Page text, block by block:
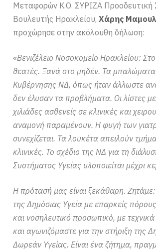
Μεταφορών Κ.Ο. ΣΥΡΙΖΑ Προοδευτική
Βουλευτής Ηρακλείου,Χάρης
προχώρησε στην ακόλουθη δήλωση:
«Βενιζέλειο Νοσοκομείο Ηρακλείου: Στο
θεατές. Ξανά στο μηδέν. Τα
Κυβέρνησης ΝΔ, όπως ήταν άλλωστε
δεν έλυσαν τα προβλήματα. Οι λίστες
χιλιάδες ασθενείς σε κλινικές και
αναμονή παραμένουν. Η φυγή των
συνεχίζεται. Τα λουκέτα απειλούν
κλινικές. Το σχέδιο της ΝΔ για τη
Συστήματος Υγείας υλοποιείται μέχρι
Η πρότασή μας είναι ξεκάθαρη.
της Δημόσιας Υγεία με επαρκείς
και νοσηλευτικό προσωπικό, με
και αγωνιζόμαστε για την στήριξη της
Δωρεάν Υγείας. Είναι ένα ζήτημα,